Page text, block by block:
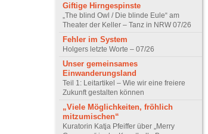
Giftige Hirngespinste
„The blind Owl / Die blinde Eule“ am
Theater der Keller – Tanz in NRW 07/26
Fehler im System
Holgers letzte Worte – 07/26
Unser gemeinsames
Einwanderungsland
Teil 1: Leitartikel – Wie wir eine freiere
Zukunft gestalten können
„Viele Möglichkeiten, fröhlich
mitzumischen“
Kuratorin Katja Pfeiffer über „Merry